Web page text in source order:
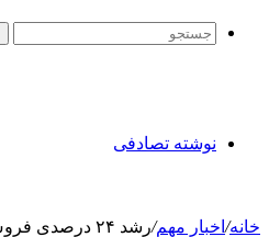
نوشته تصادفی
خانه/ اخبار مهم/رشد ۲۴ درصدی فروش بیمه دانا در ۶ ماهه گذشته